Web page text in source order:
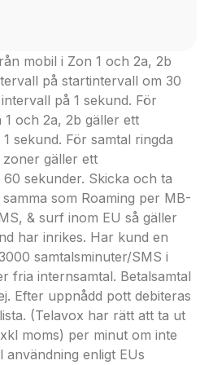
mobil i Zon 1 och 2a, 2b
på startintervall om 30
på 1 sekund. För
1 och 2a, 2b gäller ett
sekund. För samtal ringda
gäller ett
sekunder. Skicka och ta
som Roaming per MB-
& surf inom EU så gäller
har inrikes. Har kund en
samtalsminuter/SMS i
fria internsamtal. Betalsamtal
Efter uppnådd pott debiteras
(Telavox har rätt att ta ut
moms) per minut om inte
användning enligt EUs